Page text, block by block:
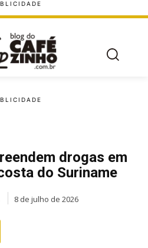
drogas em
do Suriname
8 de julho de 2026